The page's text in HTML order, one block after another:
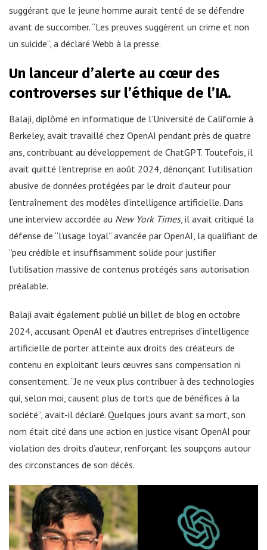
suggérant que le jeune homme aurait tenté de se défendre
avant de succomber. “Les preuves suggèrent un crime et non
un suicide”, a déclaré Webb à la presse.
Un lanceur d’alerte au cœur des
controverses sur l’éthique de l’IA.
Balaji, diplômé en informatique de l’Université de Californie à
Berkeley, avait travaillé chez OpenAI pendant près de quatre
ans, contribuant au développement de ChatGPT. Toutefois, il
avait quitté l’entreprise en août 2024, dénonçant l’utilisation
abusive de données protégées par le droit d’auteur pour
l’entraînement des modèles d’intelligence artificielle. Dans
une interview accordée au New York Times, il avait critiqué la
défense de “l’usage loyal” avancée par OpenAI, la qualifiant de
“peu crédible et insuffisamment solide pour justifier
l’utilisation massive de contenus protégés sans autorisation
préalable.
Balaji avait également publié un billet de blog en octobre
2024, accusant OpenAI et d’autres entreprises d’intelligence
artificielle de porter atteinte aux droits des créateurs de
contenu en exploitant leurs œuvres sans compensation ni
consentement. “Je ne veux plus contribuer à des technologies
qui, selon moi, causent plus de torts que de bénéfices à la
société”, avait-il déclaré. Quelques jours avant sa mort, son
nom était cité dans une action en justice visant OpenAI pour
violation des droits d’auteur, renforçant les soupçons autour
des circonstances de son décès.